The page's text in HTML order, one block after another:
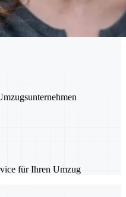
für Ihren Umzug